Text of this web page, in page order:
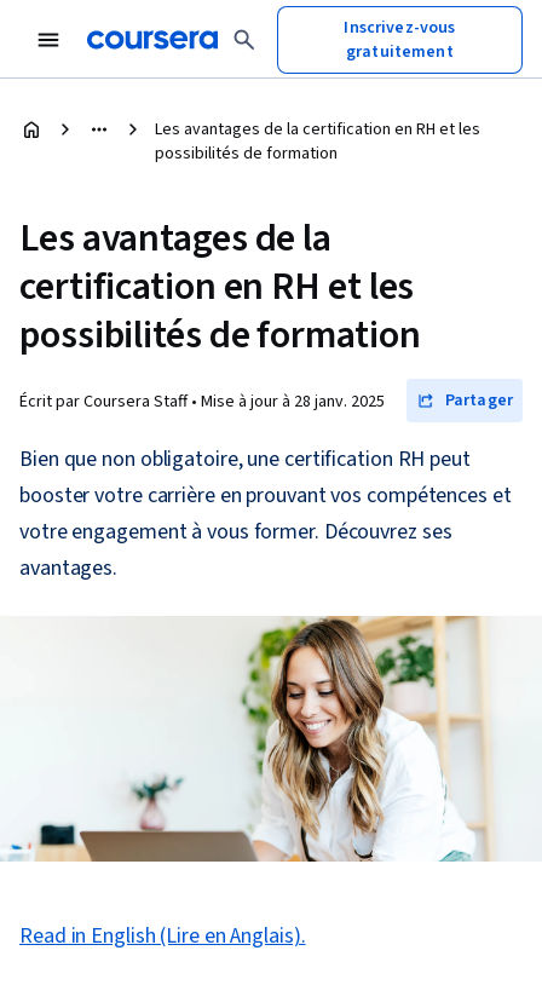
Inscrivez-vous
gratuitement
Les avantages de la certification en RH et les
possibilités de formation
Les avantages de la
certification en RH et les
possibilités de formation
Écrit par Coursera Staff • Mise à jour à 28 janv. 2025 Partager
Bien que non obligatoire, une certification RH peut
booster votre carrière en prouvant vos compétences et
votre engagement à vous former. Découvrez ses
avantages.
Read in English (Lire en Anglais).